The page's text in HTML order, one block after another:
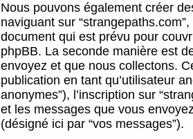
Nous pouvons également créer
naviguant sur
document qui est prévu pour
phpBB. La seconde manière est
envoyez et que nous collectons.
publication en tant qu’utilisateur
anonymes”), l’inscription sur
et les messages que vous
(désigné ici par “vos messages”).